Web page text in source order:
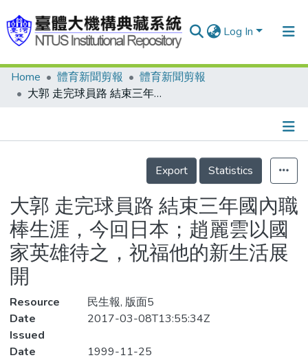
Log In
Communities & Collections
Statistics
Home 體育新聞剪報
體育新聞剪報
大郭 走完球員路 結束三年國內職棒生涯，今回日本；趙麗雲以國家英雄待之，祝福他的新生活展開
Details
Export
Statistics
大郭 走完球員路 結束三年國內職
棒生涯，今回日本；趙麗雲以國
家英雄待之，祝福他的新生活展
開
Resource
民生報, 版面5
Date
Issued
2017-03-08T13:55:34Z
Date
1999-11-25